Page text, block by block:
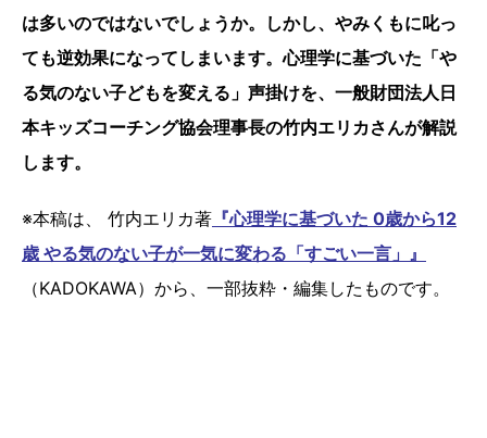
は多いのではないでしょうか。しかし、やみくもに叱っ
ても逆効果になってしまいます。心理学に基づいた「や
る気のない子どもを変える」声掛けを、一般財団法人日
本キッズコーチング協会理事長の竹内エリカさんが解説
します。
※本稿は、 竹内エリカ著 『心理学に基づいた 0歳から12
歳 やる気のない子が一気に変わる「すごい一言」』
（KADOKAWA）から、一部抜粋・編集したものです。